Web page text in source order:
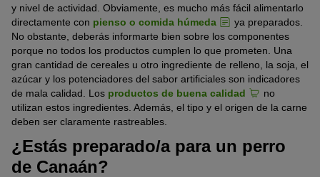
y nivel de actividad. Obviamente, es mucho más fácil alimentarlo
directamente con pienso o comida húmeda
ya preparados.
No obstante, deberás informarte bien sobre los componentes
porque no todos los productos cumplen lo que prometen. Una
gran cantidad de cereales u otro ingrediente de relleno, la soja, el
azúcar y los potenciadores del sabor artificiales son indicadores
de mala calidad. Los productos de buena calidad
no
utilizan estos ingredientes. Además, el tipo y el origen de la carne
deben ser claramente rastreables.
¿Estás preparado/a para un perro
de Canaán?